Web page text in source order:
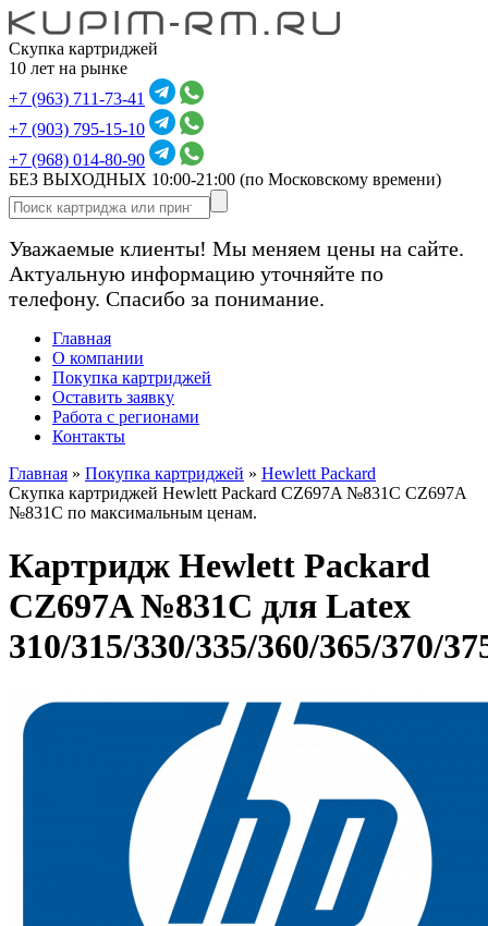
Скупка картриджей
10 лет на рынке
+7 (963) 711-73-41
+7 (903) 795-15-10
+7 (968) 014-80-90
БЕЗ ВЫХОДНЫХ 10:00-21:00 (по Московскому времени)
Уважаемые клиенты! Мы меняем цены на сайте.
Актуальную информацию уточняйте по
телефону. Спасибо за понимание.
Главная
О компании
Покупка картриджей
Оставить заявку
Работа с регионами
Контакты
Главная » Покупка картриджей » Hewlett Packard
Скупка картриджей Hewlett Packard CZ697A №831C CZ697A
№831C по максимальным ценам.
Картридж Hewlett Packard
CZ697A №831C для Latex
310/315/330/335/360/365/370/